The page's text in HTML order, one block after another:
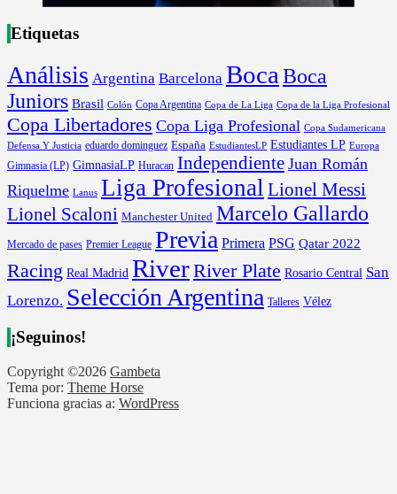
Etiquetas
Análisis Argentina Barcelona Boca Boca
Juniors Brasil Colón Copa Argentina Copa de La Liga Copa de la Liga Profesional
Copa Libertadores Copa Liga Profesional Copa Sudamericana
Defensa Y Justicia eduardo dominguez España EstudiantesLP Estudiantes LP Europa
Gimnasia (LP) GimnasiaLP Huracan Independiente Juan Román
Riquelme Lanus Liga Profesional Lionel Messi
Lionel Scaloni Manchester United Marcelo Gallardo
Mercado de pases Premier League Previa Primera PSG Qatar 2022
Racing Real Madrid RiverRiver Plate Rosario Central San
Lorenzo. Selección Argentina Talleres Vélez
¡Seguinos!
Copyright ©2026 Gambeta
Tema por: Theme Horse
Funciona gracias a: WordPress